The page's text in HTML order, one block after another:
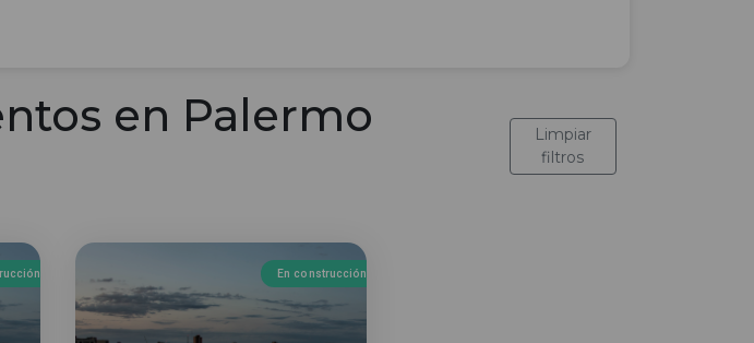
en Palermo
Limpiar
filtros
En construcción